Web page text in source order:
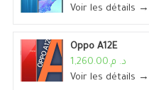
Voir les détails →
Oppo A12E
د. م.1,260.00
Voir les détails →